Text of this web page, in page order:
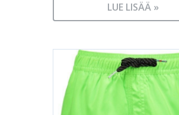
LUE LISÄÄ »